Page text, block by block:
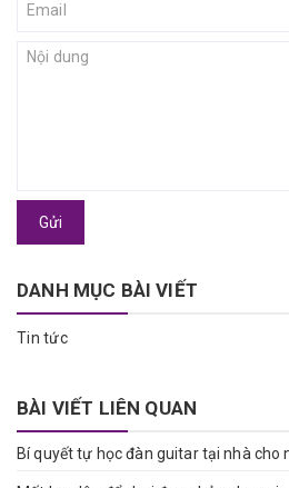
Gửi
DANH MỤC BÀI VIẾT
Tin tức
BÀI VIẾT LIÊN QUAN
Bí quyết tự học đàn guitar tại nhà cho